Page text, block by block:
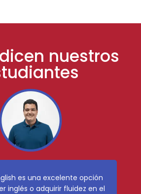
nuestros
curso de inglés superó todas mis
Desde el primer día, quedé